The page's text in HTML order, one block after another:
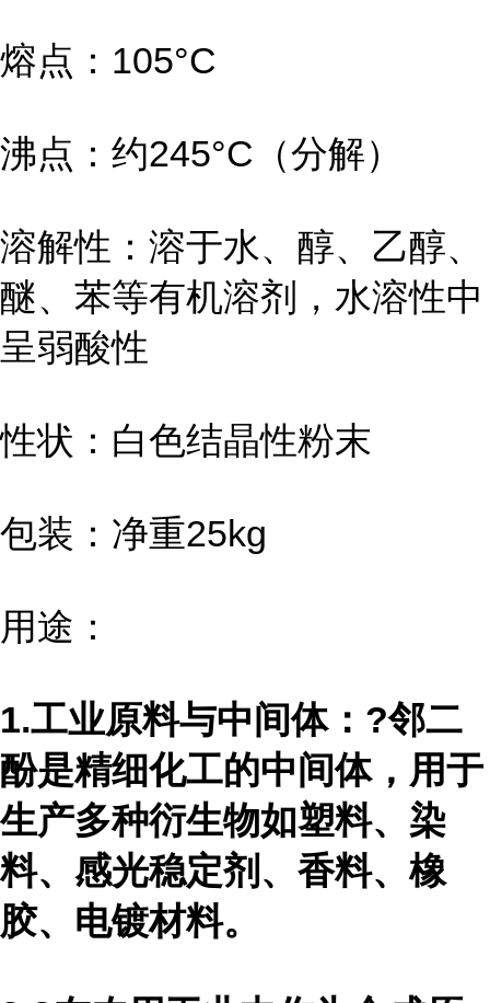
熔点：105°C
沸点：约245°C（分解）
溶解性：溶于水、醇、乙醇、
醚、苯等有机溶剂，水溶性中
呈弱酸性
性状：白色结晶性粉末
包装：净重25kg
用途：
1.工业原料与中间体：?邻二
酚是精细化工的中间体，用于
生产多种衍生物如塑料、染
料、感光稳定剂、香料、橡
胶、电镀材料。